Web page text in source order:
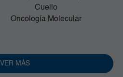
Cuello
Oncología Molecular
VER MÁS